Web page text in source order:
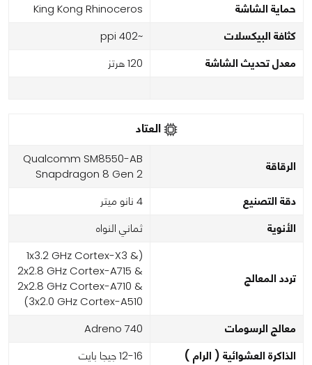
حماية الشاشة King Kong Rhinoceros
كثافة البيكسلات ~402 ppi
معدل تحديث الشاشة 120 هرتز
العتاد
الرقاقة
Qualcomm SM8550-AB
Snapdragon 8 Gen 2
دقة التصنيع 4 نانو ميتر
الأنوية ثماني النواه
تردد المعالج
(1x3.2 GHz Cortex-X3 &
2x2.8 GHz Cortex-A715 &
2x2.8 GHz Cortex-A710 &
3x2.0 GHz Cortex-A510)
معالج الرسومات Adreno 740
الذاكرة العشوائية ( الرام ) 12-16 جيجا بايت